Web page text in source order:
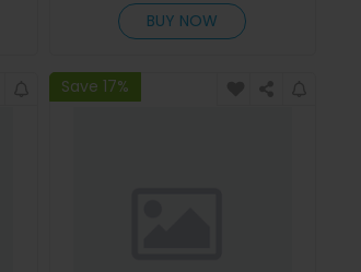
BUY NOW
Save 17%